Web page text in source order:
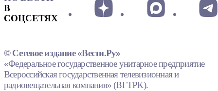
В
СОЦСЕТЯХ
© Сетевое издание «Вести.Ру»
«Федеральное государственное унитарное предприятие
Всероссийская государственная телевизионная и
радиовещательная компания» (ВГТРК).